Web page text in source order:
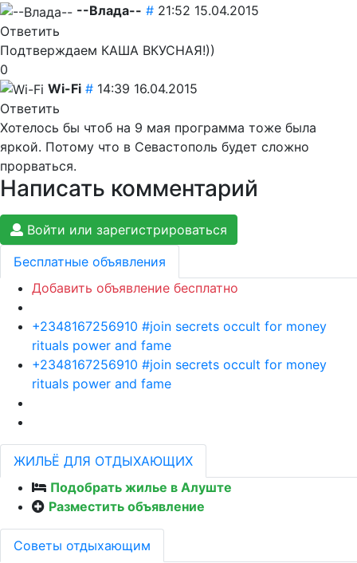
--Влада-- # 21:52 15.04.2015
Ответить
Подтверждаем КАША ВКУСНАЯ!))
0
Wi-Fi # 14:39 16.04.2015
Ответить
Хотелось бы чтоб на 9 мая программа тоже была
яркой. Потому что в Севастополь будет сложно
прорваться.
Написать комментарий
Войти или зарегистрироваться
Бесплатные объявления
Добавить объявление бесплатно
+2348167256910 #join secrets occult for money
rituals power and fame
+2348167256910 #join secrets occult for money
rituals power and fame
ЖИЛЬЁ ДЛЯ ОТДЫХАЮЩИХ
Подобрать жилье в Алуште
Разместить объявление
Советы отдыхающим